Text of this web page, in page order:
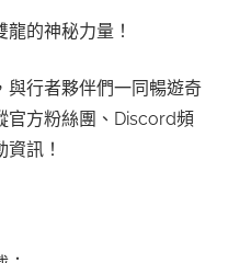
的神秘力量！
與行者夥伴們一同暢遊奇
官方粉絲團、Discord頻
訊！